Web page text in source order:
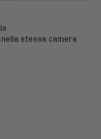
stessa camera